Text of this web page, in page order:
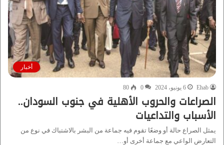
أخبار
Ehab 6 يونيو، 2024 0
80
الصراعات والحروب الأهلية في جنوب السودان..
الأسباب والتداعيات
يمثل الصراع حالة أو وضعًا تقوم فيه جماعة من البشر بالاشتباك في نوع من
التعارض الواعي مع جماعة أخرى أو…